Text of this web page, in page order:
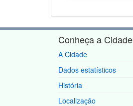
Conheça a Cidade
A Cidade
Dados estatísticos
História
Localização